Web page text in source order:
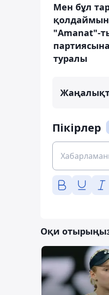
Мен бұл
қолдаймын
"Amanat"-
туралы
Пікірлер
Оқи